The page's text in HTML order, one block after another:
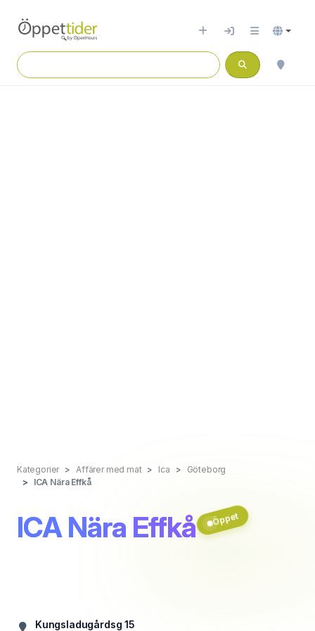
Kategorier Affärer med mat Ica
Göteborg
ICA Nära Effkå
ICA Nära Effkå Öppet
Kungsladugårdsg 15